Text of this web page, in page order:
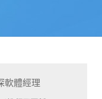
軟體經理